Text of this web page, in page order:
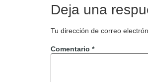
Deja una
Tu dirección de correo
Comentario *